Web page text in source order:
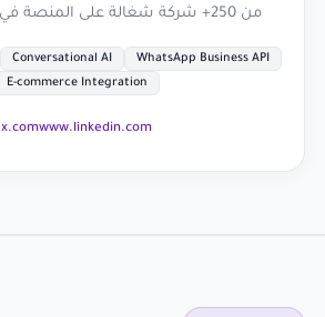
من 250+ شركة شغالة على المنصة في 8 أسواق عربية.
WhatsApp Business API
Conversational AI
E-commerce Integration
www.linkedin.com
x.com